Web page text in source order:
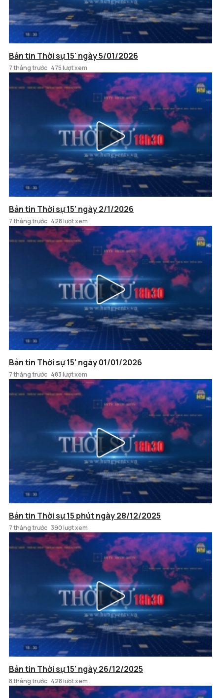
Bản tin Thời sự 15' ngày 5/01/2026
7 tháng trước 475 lượt xem
Bản tin Thời sự 15' ngày 2/1/2026
7 tháng trước 428 lượt xem
Bản tin Thời sự 15' ngày 01/01/2026
7 tháng trước 483 lượt xem
Bản tin Thời sự 15 phút ngày 28/12/2025
7 tháng trước 390 lượt xem
Bản tin Thời sự 15' ngày 26/12/2025
8 tháng trước 428 lượt xem